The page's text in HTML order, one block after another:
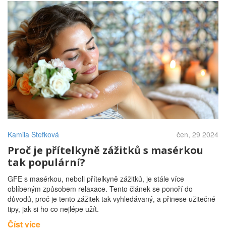
Kamila Štefková čen, 29 2024
Proč je přítelkyně zážitků s masérkou
tak populární?
GFE s masérkou, neboli přítelkyně zážitků, je stále více
oblíbeným způsobem relaxace. Tento článek se ponoří do
důvodů, proč je tento zážitek tak vyhledávaný, a přinese užitečné
tipy, jak si ho co nejlépe užít.
Číst více